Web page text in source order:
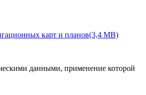
карт и планов(3,4 MB)
данными, применение которой